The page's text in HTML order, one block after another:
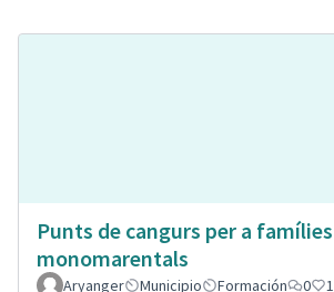
Punts de cangurs per a famílies
monomarentals
Aryanger Municipio Formación 0 1